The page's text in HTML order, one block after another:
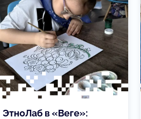
ЭтноЛаб в «Веге»: